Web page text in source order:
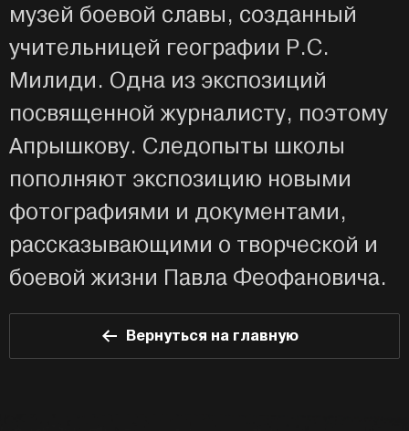
музей боевой славы, созданный
учительницей географии Р.С.
Милиди. Одна из экспозиций
посвященной журналисту, поэтому
Апрышкову. Следопыты школы
пополняют экспозицию новыми
фотографиями и документами,
рассказывающими о творческой и
боевой жизни Павла Феофановича.
Вернуться на главную